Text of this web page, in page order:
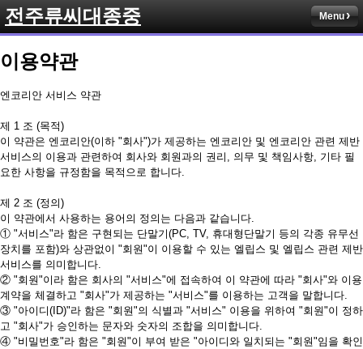
전주류씨대종중 Menu
이용약관
엔코리안 서비스 약관
제 1 조 (목적)
이 약관은 엔코리안(이하 "회사")가 제공하는 엔코리안 및 엔코리안 관련 제반
서비스의 이용과 관련하여 회사와 회원과의 권리, 의무 및 책임사항, 기타 필
요한 사항을 규정함을 목적으로 합니다.
제 2 조 (정의)
이 약관에서 사용하는 용어의 정의는 다음과 같습니다.
① "서비스"라 함은 구현되는 단말기(PC, TV, 휴대형단말기 등의 각종 유무선
장치를 포함)와 상관없이 "회원"이 이용할 수 있는 엘립스 및 엘립스 관련 제반
서비스를 의미합니다.
② "회원"이라 함은 회사의 "서비스"에 접속하여 이 약관에 따라 "회사"와 이용
계약을 체결하고 "회사"가 제공하는 "서비스"를 이용하는 고객을 말합니다.
③ "아이디(ID)"라 함은 "회원"의 식별과 "서비스" 이용을 위하여 "회원"이 정하
고 "회사"가 승인하는 문자와 숫자의 조합을 의미합니다.
④ "비밀번호"라 함은 "회원"이 부여 받은 "아이디와 일치되는 "회원"임을 확인